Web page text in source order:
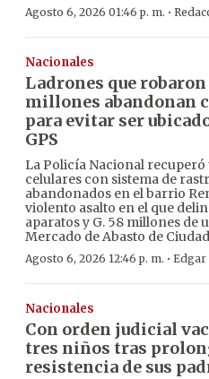
Agosto 6, 2026 01:46 p. m. ·
Nacionales
Ladrones que robaron
millones abandonan
para evitar ser
GPS
La Policía Nacional
celulares con sistema de
abandonados en el barrio
violento asalto en el que
aparatos y G. 58 millones de
Mercado de Abasto de
Agosto 6, 2026 12:46 p. m. · Edgar
Nacionales
Con orden judicial
tres niños tras
resistencia de sus